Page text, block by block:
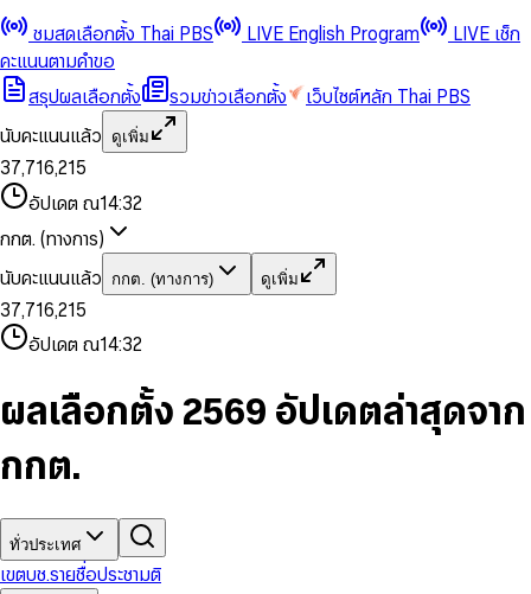
ชมสดเลือกตั้ง Thai PBS LIVE English Program
LIVE เช็ก
คะแนนตามคำขอ
สรุปผลเลือกตั้ง
รวมข่าวเลือกตั้ง
เว็บไซต์หลัก Thai PBS
นับคะแนนแล้ว
ดูเพิ่ม
0
1
2
3
4
5
6
8
9
0
1
2
3
4
5
6
7
8
9
,
0
1
2
4
6
7
8
9
0
1
2
3
4
5
6
7
8
9
0
1
3
5
6
7
8
9
,
1
2
4
5
7
8
9
0
1
3
4
6
7
8
9
0
2
3
4
5
7
8
อัปเดต ณ14:32
กกต. (ทางการ)
นับคะแนนแล้ว
กกต. (ทางการ) ดูเพิ่ม
0
1
2
3
4
5
7
8
0
1
2
4
5
6
7
8
9
,
0
1
2
4
6
7
8
9
0
1
2
3
5
6
8
9
0
1
3
5
6
7
8
,
1
2
4
6
7
9
0
1
3
5
6
8
9
0
2
3
4
5
7
9
อัปเดต ณ14:32
ผลเลือกตั้ง 2569 อัปเดตล่าสุดจาก
กกต.
ทั่วประเทศ
เขตบช.รายชื่อประชามติ